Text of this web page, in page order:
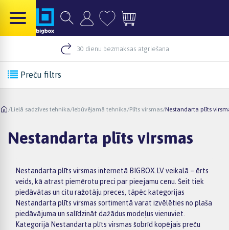
30 dienu bezmaksas atgriešana
Preču filtrs
/Lielā sadzīves tehnika/Iebūvējamā tehnika/Plīts virsmas/Nestandarta plīts
Nestandarta plīts virsmas
Nestandarta plīts virsmas internetā BIGBOX.LV veikalā – ērts
veids, kā atrast piemērotu preci par pieejamu cenu. Šeit tiek
piedāvātas un citu ražotāju preces, tāpēc kategorijas
Nestandarta plīts virsmas sortimentā varat izvēlēties no plaša
piedāvājuma un salīdzināt dažādus modeļus vienuviet.
Kategorijā Nestandarta plīts virsmas šobrīd kopējais preču